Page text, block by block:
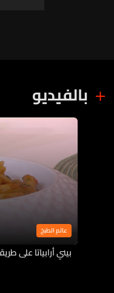
بالفيديو
عالم الطبخ
بيني أرابياتا على